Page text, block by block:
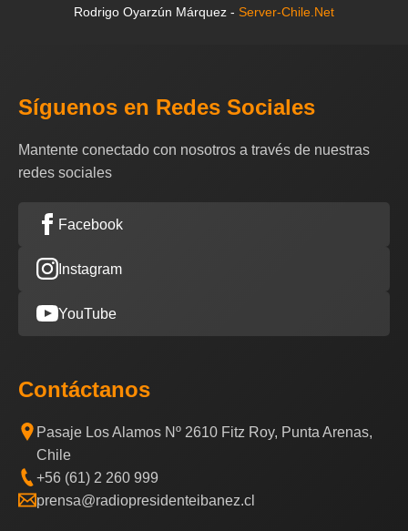
Rodrigo Oyarzún Márquez - Server-Chile.Net
Síguenos en Redes Sociales
Mantente conectado con nosotros a través de nuestras
redes sociales
Facebook
Instagram
YouTube
Contáctanos
Pasaje Los Alamos Nº 2610 Fitz Roy, Punta Arenas,
Chile
+56 (61) 2 260 999
prensa@radiopresidenteibanez.cl